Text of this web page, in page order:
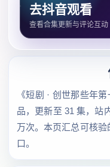
去抖音观看
查看合集更新与评论互动
《短剧 · 创世那些年
品，更新至 31 集，站
万次。本页汇总可核
口。